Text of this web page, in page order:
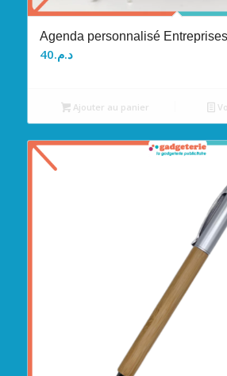
Agenda personnalisé Entreprises
د.م.40
Ajouter au panier